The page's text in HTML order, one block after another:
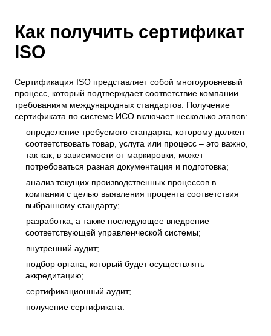
Как получить сертификат
ISO
Сертификация ISO представляет собой многоуровневый
процесс, который подтверждает соответствие компании
требованиям международных стандартов. Получение
сертификата по системе ИСО включает несколько этапов:
определение требуемого стандарта, которому должен
соответствовать товар, услуга или процесс – это важно,
так как, в зависимости от маркировки, может
потребоваться разная документация и подготовка;
анализ текущих производственных процессов в
компании с целью выявления процента соответствия
выбранному стандарту;
разработка, а также последующее внедрение
соответствующей управленческой системы;
внутренний аудит;
подбор органа, который будет осуществлять
аккредитацию;
сертификационный аудит;
получение сертификата.